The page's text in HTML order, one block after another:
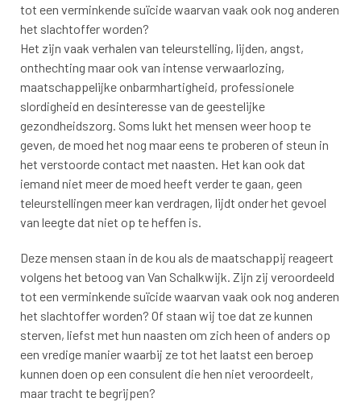
tot een verminkende suïcide waarvan vaak ook nog anderen
het slachtoffer worden?
Het zijn vaak verhalen van teleurstelling, lijden, angst,
onthechting maar ook van intense verwaarlozing,
maatschappelijke onbarmhartigheid, professionele
slordigheid en desinteresse van de geestelijke
gezondheidszorg. Soms lukt het mensen weer hoop te
geven, de moed het nog maar eens te proberen of steun in
het verstoorde contact met naasten. Het kan ook dat
iemand niet meer de moed heeft verder te gaan, geen
teleurstellingen meer kan verdragen, lijdt onder het gevoel
van leegte dat niet op te heffen is.
Deze mensen staan in de kou als de maatschappij reageert
volgens het betoog van Van Schalkwijk. Zijn zij veroordeeld
tot een verminkende suïcide waarvan vaak ook nog anderen
het slachtoffer worden? Of staan wij toe dat ze kunnen
sterven, liefst met hun naasten om zich heen of anders op
een vredige manier waarbij ze tot het laatst een beroep
kunnen doen op een consulent die hen niet veroordeelt,
maar tracht te begrijpen?